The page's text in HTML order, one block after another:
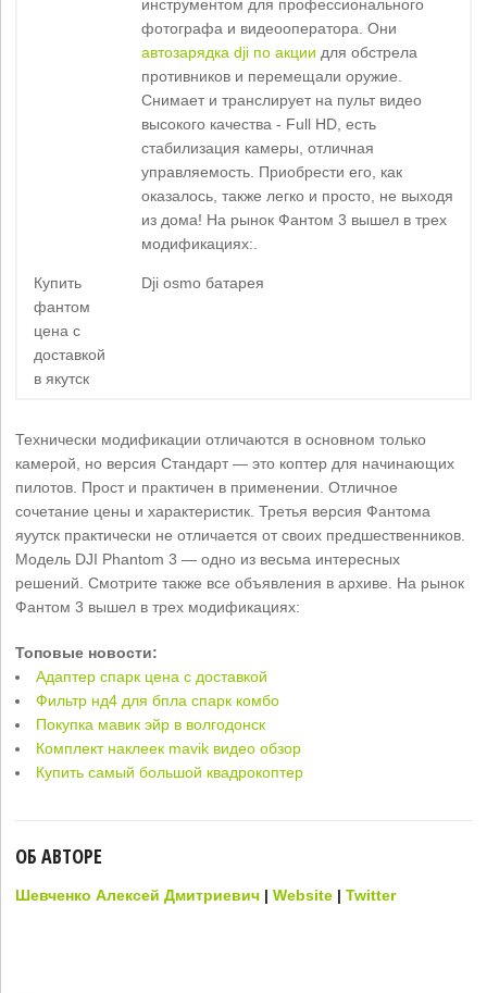
инструментом для профессионального
фотографа и видеооператора. Они
автозарядка dji по акции для обстрела
противников и перемещали оружие.
Снимает и транслирует на пульт видео
высокого качества - Full HD, есть
стабилизация камеры, отличная
управляемость. Приобрести его, как
оказалось, также легко и просто, не выходя
из дома! На рынок Фантом 3 вышел в трех
модификациях:.
Купить
фантом
цена с
доставкой
в якутск
Dji osmo батарея
Технически модификации отличаются в основном только
камерой, но версия Стандарт — это коптер для начинающих
пилотов. Прост и практичен в применении. Отличное
сочетание цены и характеристик. Третья версия Фантома
яуутск практически не отличается от своих предшественников.
Модель DJI Phantom 3 — одно из весьма интересных
решений. Смотрите также все объявления в архиве. На рынок
Фантом 3 вышел в трех модификациях:
Топовые новости:
Адаптер спарк цена с доставкой
Фильтр нд4 для бпла спарк комбо
Покупка мавик эйр в волгодонск
Комплект наклеек mavik видео обзор
Купить самый большой квадрокоптер
ОБ АВТОРЕ
Шевченко Алексей Дмитриевич |Website |Twitter